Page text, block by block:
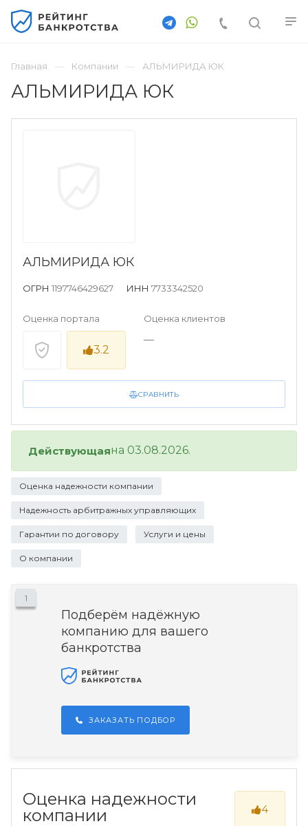
Главная Компании АЛЬМИРИДА ЮК
АЛЬМИРИДА ЮК
СРАВНИТЬ
АЛЬМИРИДА ЮК
ОГРН 1197746429627 ИНН 7733342520
Оценка портала
3.2
Оценка клиентов
—
Действующаяна 03.08.2026.
Оценка надежности компании
Надежность арбитражных управляющих
Гарантии по договору Услуги и цены
О компании
1
Подберём надёжную
компанию для вашего
банкротства
ЗАКАЗАТЬ ПОДБОР
Оценка надежности
компании
4